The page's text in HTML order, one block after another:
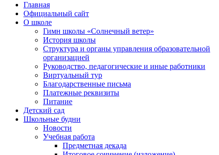
Главная
Официальный сайт
О школе
Гимн школы «Солнечный ветер»
История школы
Структура и органы управления образовательной
организацией
Руководство, педагогические и иные работники
Виртуальный тур
Благодарственные письма
Платежные реквизиты
Питание
Детский сад
Школьные будни
Новости
Учебная работа
Предметная декада